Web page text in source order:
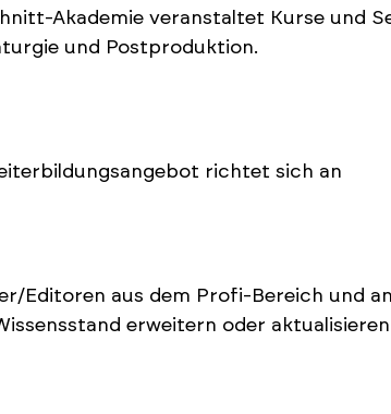
Akademie veranstaltet Kurse und
und Postproduktion.
richtet sich an
Editoren aus dem Profi-Bereich und
erweitern oder aktualisieren